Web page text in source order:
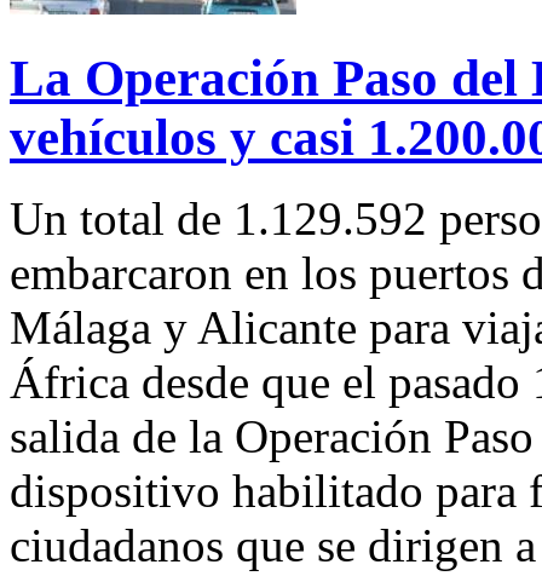
La Operación Paso del
vehículos y casi
Un total de 1.129.592
embarcaron en los puertos
Málaga y Alicante para
África desde que el
salida de la Operación
dispositivo habilitado para
ciudadanos que se dirigen